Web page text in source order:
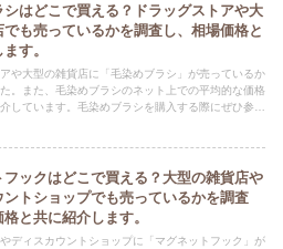
シはどこで買える？ドラッグストアや大
でも売っているかを調査し、相場価格と
す。
や大型の雑貨店に「毛染めブラシ」が売っているか
。また、毛染めブラシのネット上での平均的な価格
しています。毛染めブラシを購入する際にぜひ参考
フックはどこで買える？大型の雑貨店や
ントショップでも売っているかを調査
と共に紹介します。
ディスカウントショップに「マグネットフック」が